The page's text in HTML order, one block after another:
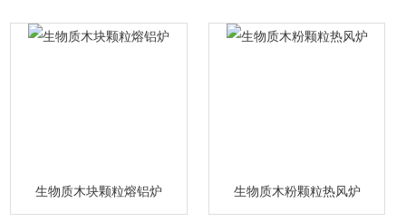
生物质木块颗粒熔铝炉 生物质木粉颗粒热风炉